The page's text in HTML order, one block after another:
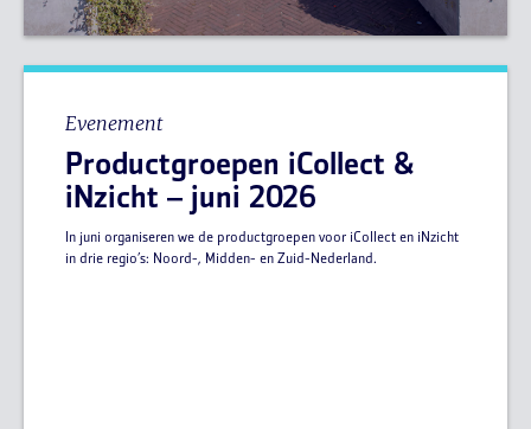
Evenement
Productgroepen iCollect &
iNzicht – juni 2026
In juni organiseren we de productgroepen voor iCollect en iNzicht
in drie regio’s: Noord-, Midden- en Zuid-Nederland.